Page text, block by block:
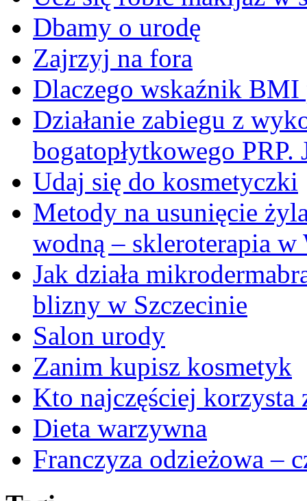
Dbamy o urodę
Zajrzyj na fora
Dlaczego wskaźnik BMI
Działanie zabiegu z
bogatopłytkowego PRP.
Udaj się do kosmetyczki
Metody na usunięcie
wodną – skleroterapia w
Jak działa
blizny w Szczecinie
Salon urody
Zanim kupisz kosmetyk
Kto najczęściej korzysta
Dieta warzywna
Franczyza odzieżowa –